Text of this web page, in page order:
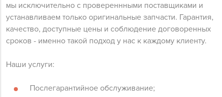
мы исключительно с провереннными поставщиками и
устанавливаем только оригинальные запчасти. Гарантия,
качество, доступные цены и соблюдение договоренных
сроков - именно такой подход у нас к каждому клиенту.
Наши услуги:
Послегарантийное обслуживание;